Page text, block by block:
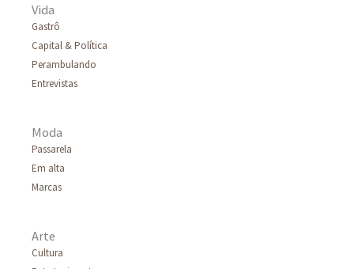
Vida
Gastrô
Capital & Política
Perambulando
Entrevistas
Moda
Passarela
Em alta
Marcas
Arte
Cultura